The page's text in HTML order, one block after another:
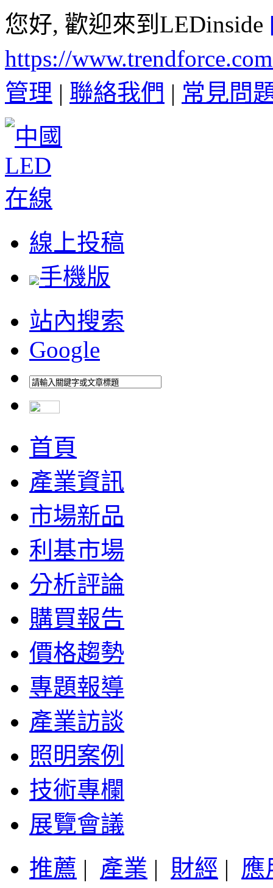
您好, 歡迎來到LEDinside
https://
管理 | 聯絡我們 | 常見問
線上投稿
手機版
站內搜索
Google
首頁
產業資訊
市場新品
利基市場
分析評論
購買報告
價格趨勢
專題報導
產業訪談
照明案例
技術專欄
展覽會議
推薦 | 產業 | 財經 | 應